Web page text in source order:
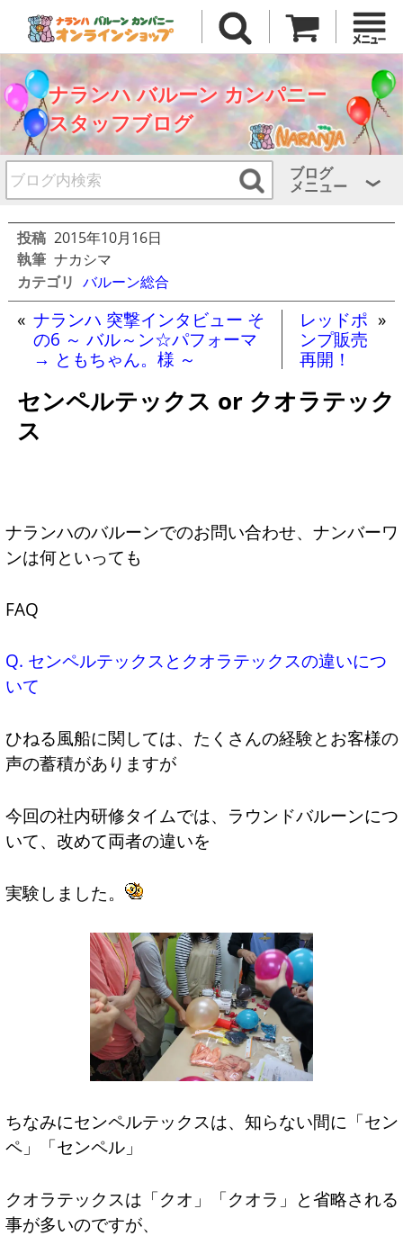
ナランハ バルーン カンパニー
スタッフブログ
ブログ
メニュー
投稿 2015年10月16日
執筆 ナカシマ
カテゴリ バルーン総合
« ナランハ 突撃インタビュー そ
の6 ～ バル～ン☆パフォーマ
→ ともちゃん。様 ～
レッドポ
ンプ販売
再開！
»
センペルテックス or クオラテック
ス
ナランハのバルーンでのお問い合わせ、ナンバーワ
ンは何といっても
FAQ
Q. センペルテックスとクオラテックスの違いにつ
いて
ひねる風船に関しては、たくさんの経験とお客様の
声の蓄積がありますが
今回の社内研修タイムでは、ラウンドバルーンにつ
いて、改めて両者の違いを
実験しました。
ちなみにセンペルテックスは、知らない間に「セン
ペ」「センペル」
クオラテックスは「クオ」「クオラ」と省略される
事が多いのですが、